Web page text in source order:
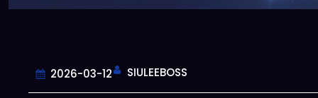
2026-03-12 SIULEEBOSS